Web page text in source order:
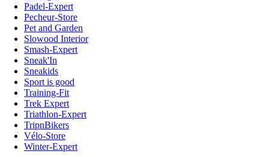
Padel-Expert
Pecheur-Store
Pet and Garden
Slowood Interior
Smash-Expert
Sneak'In
Sneakids
Sport is good
Training-Fit
Trek Expert
Triathlon-Expert
TripnBikers
Vélo-Store
Winter-Expert